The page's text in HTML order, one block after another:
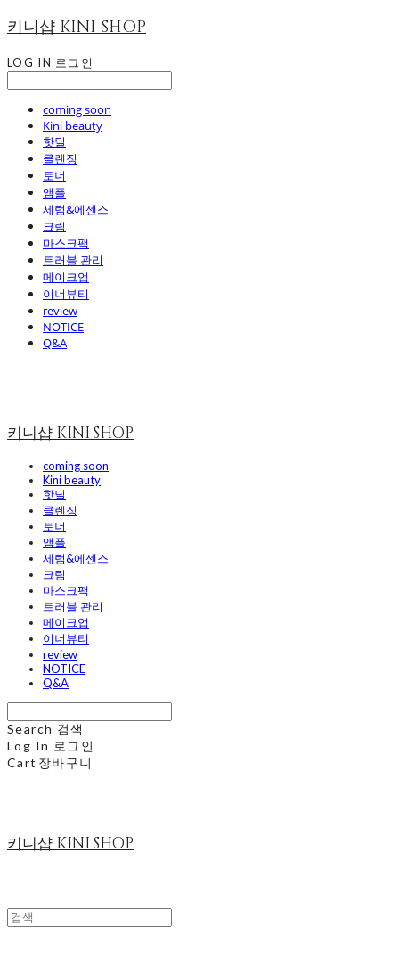
키니샵 KINI SHOP
LOG IN 로그인
coming soon
Kini beauty
핫딜
클렌징
토너
앰플
세럼&에센스
크림
마스크팩
트러블 관리
메이크업
이너뷰티
review
NOTICE
Q&A
키니샵 KINI SHOP
coming soon
Kini beauty
핫딜
클렌징
토너
앰플
세럼&에센스
크림
마스크팩
트러블 관리
메이크업
이너뷰티
review
NOTICE
Q&A
Search 검색
Log In 로그인
Cart 장바구니
키니샵 KINI SHOP